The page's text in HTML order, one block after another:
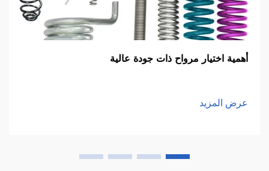
أهمية اختيار مرواح ذات جودة عالية
عرض المزيد